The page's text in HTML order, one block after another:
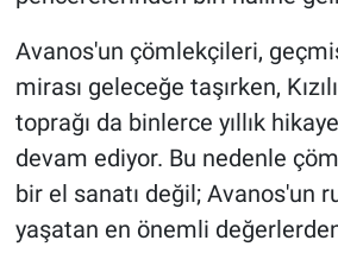
Avanos'un çömlekçileri,
mirası geleceğe taşırken,
toprağı da binlerce yıllık
devam ediyor. Bu nedenle
bir el sanatı değil; Avanos'un
yaşatan en önemli